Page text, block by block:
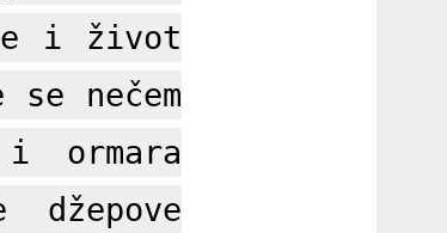
i život
nečem
ormara
džepove